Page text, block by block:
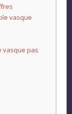
vasque
vasque pas